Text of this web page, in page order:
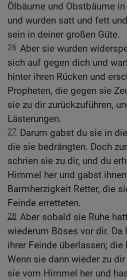
Ölbäume und Obstbäume
und wurden satt und fett
sein in deiner großen Güte.
26 Aber sie wurden
sich auf gegen dich und
hinter ihren Rücken und
Propheten, die gegen sie
sie zu dir zurückzuführen,
Lästerungen.
27 Darum gabst du sie in
die sie bedrängten. Doch
schrien sie zu dir, und du
Himmel her und gabst
Barmherzigkeit Retter, die
Feinde erretteten.
28 Aber sobald sie Ruhe
wiederum Böses vor dir. Da
ihrer Feinde überlassen; die
Wenn sie dann wieder zu
sie vom Himmel her und